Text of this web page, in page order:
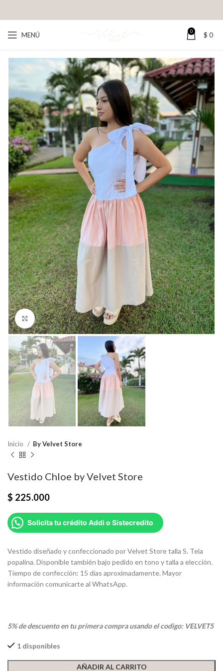
MENÚ 0 $ 0
Click para agrandar
Inicio By Velvet Store
Vestido Chloe by Velvet Store
$ 225.000
Solicita tu crédito Addi o Sistecredito
Vestido diseñado y confeccionado por Velvet Store talla S. Tela
popalina. Disponible también bajo pedido en tono y talla a elección.
Tiempo de confección: 15 días aproximadamente. Mayor
información comunicarte al WhatsApp.
5% de descuento en tu primera compra usando el codigo: VELVET5
1 disponibles
AÑADIR AL CARRITO